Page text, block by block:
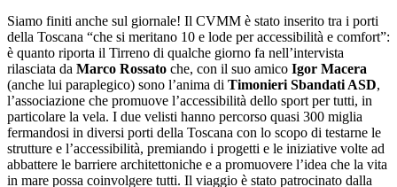
Siamo finiti anche sul giornale! Il CVMM è stato inserito tra i porti
della Toscana “che si meritano 10 e lode per accessibilità e comfort”:
è quanto riporta il Tirreno di qualche giorno fa nell’intervista
rilasciata da Marco Rossato che, con il suo amico Igor Macera
(anche lui paraplegico) sono l’anima di Timonieri Sbandati ASD,
l’associazione che promuove l’accessibilità dello sport per tutti, in
particolare la vela. I due velisti hanno percorso quasi 300 miglia
fermandosi in diversi porti della Toscana con lo scopo di testarne le
strutture e l’accessibilità, premiando i progetti e le iniziative volte ad
abbattere le barriere architettoniche e a promuovere l’idea che la vita
in mare possa coinvolgere tutti. Il viaggio è stato patrocinato dalla